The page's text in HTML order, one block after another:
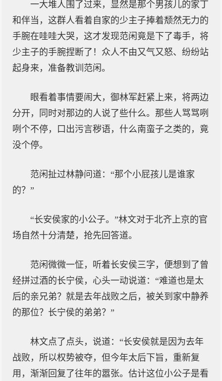
一大堆人围了过来，显然是那个男孩儿的家丁
和伴当，这群人看着自家的少主子捧着颓然无力的
手腕在哇哇大哭，这才发现范闲竟是下了毒手，将
少主子的手腕捏断了！众人不由又气又怒、纷纷站
起身来，准备教训范闲。
眼看着事情要闹大，御林军赶紧上来，将两边
分开，同时对那边的人说了些什么。那些人骂骂咧
咧个不停，口出污言秽语，什么南蛮子之类的，竟
没个停。
范闲扯过林静问道：“那个小屁孩儿是谁家
的？”
“长安侯家的小公子。”林文对于北齐上京的官
场自然十分清楚，抢先回答道。
范闲微微一怔，听着长安侯三字，便想到了曾
经拼过酒的长宁侯，心头一动说道：“难道也是太
后的亲兄弟？就是去年战败之后，被关到家中静养
的那位？长宁侯的弟弟？”
林文点了点头，说道：“长安侯就是因为去年
战败，所以权势被夺，但今年太后下旨，重新复
用，渐渐回复了往年的嚣张。估计这位小公子是看